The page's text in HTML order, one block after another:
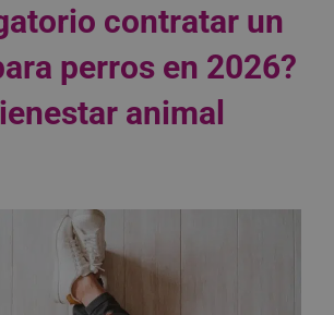
contratar un
perros en 2026?
animal